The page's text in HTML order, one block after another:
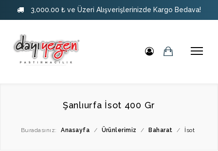
3,000.00 ₺ ve Üzeri Alışverişlerinizde Kargo Bedava!
Şanlıurfa İsot 400 Gr
Buradasınız: Anasayfa / Ürünlerimiz / Baharat / İsot